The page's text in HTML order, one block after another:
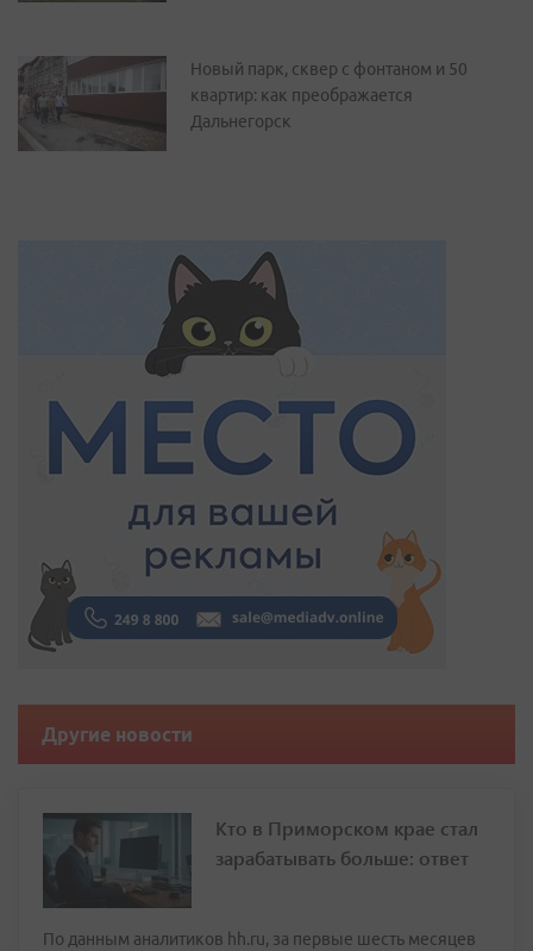
Новый парк, сквер с фонтаном и 50
квартир: как преображается
Дальнегорск
Другие новости
Кто в Приморском крае стал
зарабатывать больше: ответ
По данным аналитиков hh.ru, за первые шесть месяцев